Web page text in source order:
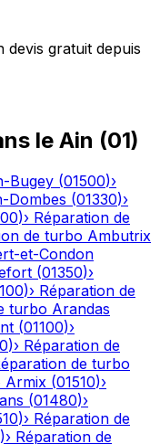
gratuit depuis
le Ain (01)
Bugey (01500)›
Dombes (01330)›
)› Réparation de
de turbo Ambutrix
et-Condon
(01350)›
)› Réparation de
turbo Arandas
(01100)›
)› Réparation de
de turbo
Armix (01510)›
(01480)›
)› Réparation de
)› Réparation de